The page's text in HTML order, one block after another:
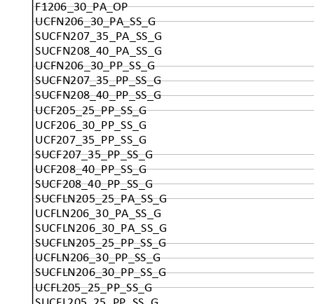
F1206_30_PA_OP
UCFN206_30_PA_SS_G
SUCFN207_35_PA_SS_G
SUCFN208_40_PA_SS_G
UCFN206_30_PP_SS_G
SUCFN207_35_PP_SS_G
SUCFN208_40_PP_SS_G
UCF205_25_PP_SS_G
UCF206_30_PP_SS_G
UCF207_35_PP_SS_G
SUCF207_35_PP_SS_G
UCF208_40_PP_SS_G
SUCF208_40_PP_SS_G
SUCFLN205_25_PA_SS_G
UCFLN206_30_PA_SS_G
SUCFLN206_30_PA_SS_G
SUCFLN205_25_PP_SS_G
UCFLN206_30_PP_SS_G
SUCFLN206_30_PP_SS_G
UCFL205_25_PP_SS_G